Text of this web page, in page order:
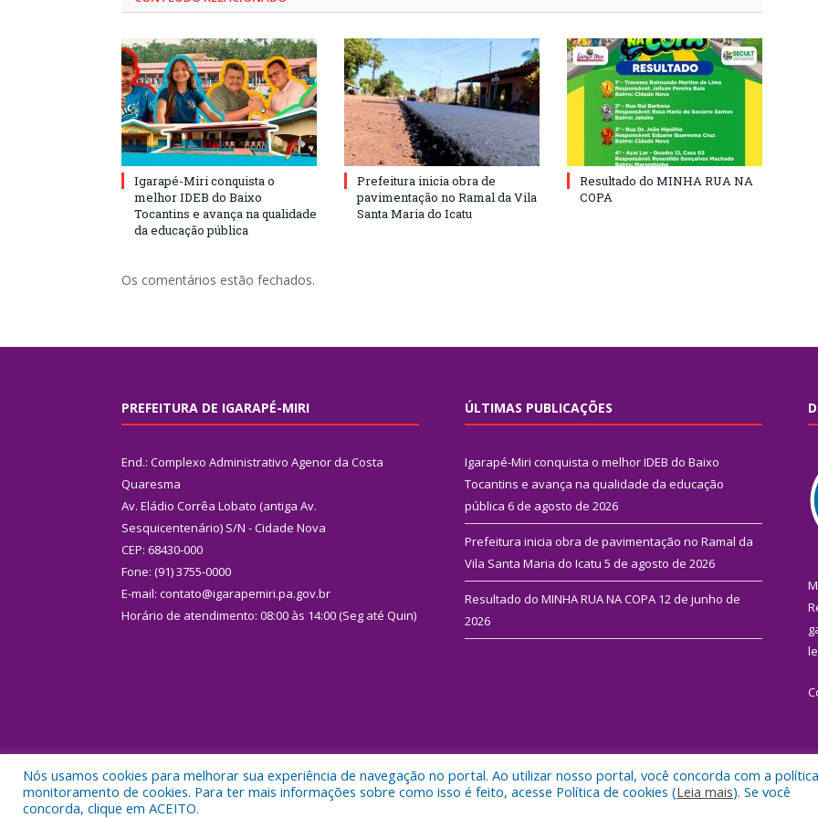
Igarapé-Miri conquista o
melhor IDEB do Baixo
Tocantins e avança na qualidade
da educação pública
Prefeitura inicia obra de
pavimentação no Ramal da Vila
Santa Maria do Icatu
Resultado do MINHA RUA NA
COPA
Os comentários estão fechados.
PREFEITURA DE IGARAPÉ-MIRI
End.: Complexo Administrativo Agenor da Costa
Quaresma
Av. Eládio Corrêa Lobato (antiga Av.
Sesquicentenário) S/N - Cidade Nova
CEP: 68430-000
Fone: (91) 3755-0000
E-mail: contato@igarapemiri.pa.gov.br
Horário de atendimento: 08:00 às 14:00 (Seg até Quin)
ÚLTIMAS PUBLICAÇÕES
Igarapé-Miri conquista o melhor IDEB do Baixo
Tocantins e avança na qualidade da educação
pública 6 de agosto de 2026
Prefeitura inicia obra de pavimentação no Ramal da
Vila Santa Maria do Icatu 5 de agosto de 2026
Resultado do MINHA RUA NA COPA 12 de junho de
2026
Todos os direitos reservados a Prefeitura Municipal de Igarapé-Miri. Mapa do Site
Nós usamos cookies para melhorar sua experiência de navegação no portal. Ao utilizar nosso portal, você concorda com a
monitoramento de cookies. Para ter mais informações sobre como isso é feito, acesse Política de cookies (Leia mais). Se você
concorda, clique em ACEITO.